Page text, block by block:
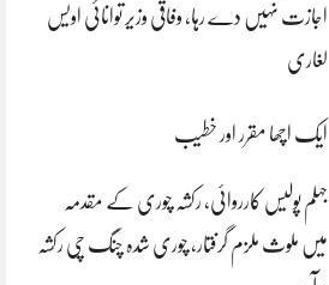
اجازت نہیں دے رہا، وفاقی وزیر توانائی اویس
لغاری
ایک اچھا مقرر اور خطیب
جہلم پولیس کارروائی، رکشہ چوری کے مقدمہ
میں ملوث ملزم گرفتار، چوری شدہ چنگ چی رکشہ